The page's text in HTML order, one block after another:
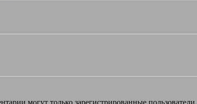
могут только зарегистрированные пользователи.